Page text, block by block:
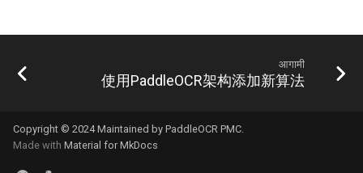
आगामी
使用PaddleOCR架构添加新算法
Copyright © 2024 Maintained by PaddleOCR PMC.
Made with Material for MkDocs